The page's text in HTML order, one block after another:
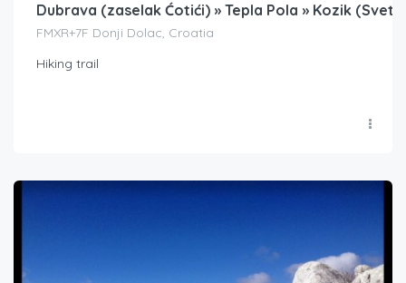
Dubrava (zaselak Ćotići) » Tepla Pola » Kozik (Sveti
FMXR+7F Donji Dolac, Croatia
Hiking trail